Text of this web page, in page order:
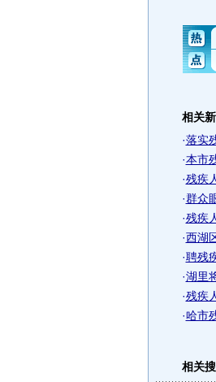
相关
·落实
·本市
·残疾
·群众
·残疾
·西湖
·聘残
·湖里
·残疾
·哈市
相关搜